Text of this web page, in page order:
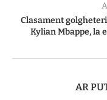
Clasament
Kylian Mbappe, la
AR